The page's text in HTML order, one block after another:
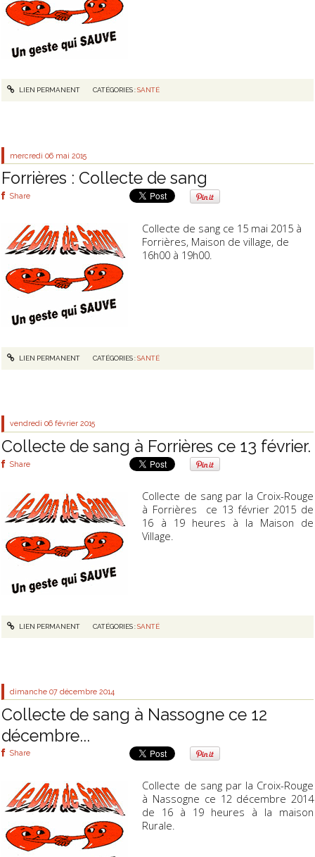
LIEN PERMANENT CATÉGORIES :SANTÉ
mercredi 06 mai 2015
Forrières : Collecte de sang
Share
Collecte de sang ce 15 mai 2015 à
Forrières, Maison de village, de
16h00 à 19h00.
LIEN PERMANENT CATÉGORIES :SANTÉ
vendredi 06 février 2015
Collecte de sang à Forrières ce 13 février.
Share
Collecte de sang par la Croix-Rouge
à Forrières ce 13 février 2015 de
16 à 19 heures à la Maison de
Village.
LIEN PERMANENT CATÉGORIES :SANTÉ
dimanche 07 décembre 2014
Collecte de sang à Nassogne ce 12
décembre...
Share
Collecte de sang par la Croix-Rouge
à Nassogne ce 12 décembre 2014
de 16 à 19 heures à la maison
Rurale.